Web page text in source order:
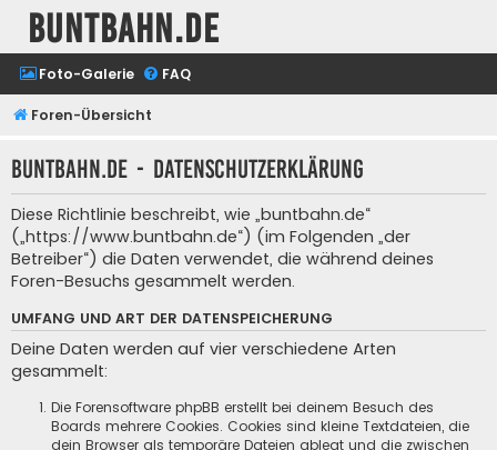
buntbahn.de
Foto-Galerie FAQ
Foren-Übersicht
buntbahn.de - Datenschutzerklärung
Diese Richtlinie beschreibt, wie „buntbahn.de“
(„https://www.buntbahn.de“) (im Folgenden „der
Betreiber“) die Daten verwendet, die während deines
Foren-Besuchs gesammelt werden.
UMFANG UND ART DER DATENSPEICHERUNG
Deine Daten werden auf vier verschiedene Arten
gesammelt:
Die Forensoftware phpBB erstellt bei deinem Besuch des
Boards mehrere Cookies. Cookies sind kleine Textdateien, die
dein Browser als temporäre Dateien ablegt und die zwischen